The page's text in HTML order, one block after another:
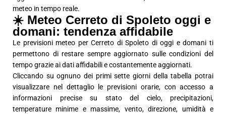
meteo in tempo reale.
☀️ Meteo Cerreto di Spoleto oggi e
domani: tendenza affidabile
Le previsioni meteo per Cerreto di Spoleto di oggi e domani ti
permettono di restare sempre aggiornato sulle condizioni del
tempo grazie ai dati affidabili e costantemente aggiornati.
Cliccando su ognuno dei primi sette giorni della tabella potrai
visualizzare nel dettaglio le previsioni orarie, con accesso a
informazioni precise su stato del cielo, precipitazioni,
temperature minime e massime, vento, direzione, umidità e